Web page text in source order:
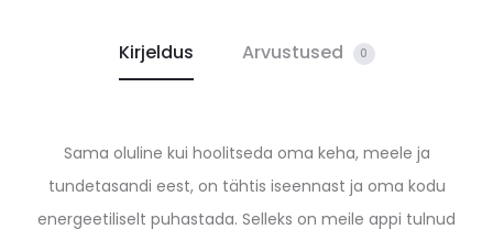
Kirjeldus Arvustused 0
Sama oluline kui hoolitseda oma keha, meele ja
tundetasandi eest, on tähtis iseennast ja oma kodu
energeetiliselt puhastada. Selleks on meile appi tulnud